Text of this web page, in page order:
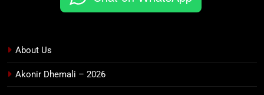
About Us
Akonir Dhemali – 2026